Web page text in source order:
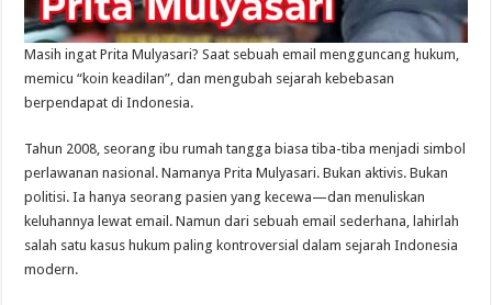
Masih ingat Prita Mulyasari? Saat sebuah email mengguncang hukum,
memicu “koin keadilan”, dan mengubah sejarah kebebasan
berpendapat di Indonesia.
Tahun 2008, seorang ibu rumah tangga biasa tiba-tiba menjadi simbol
perlawanan nasional. Namanya Prita Mulyasari. Bukan aktivis. Bukan
politisi. Ia hanya seorang pasien yang kecewa—dan menuliskan
keluhannya lewat email. Namun dari sebuah email sederhana, lahirlah
salah satu kasus hukum paling kontroversial dalam sejarah Indonesia
modern.